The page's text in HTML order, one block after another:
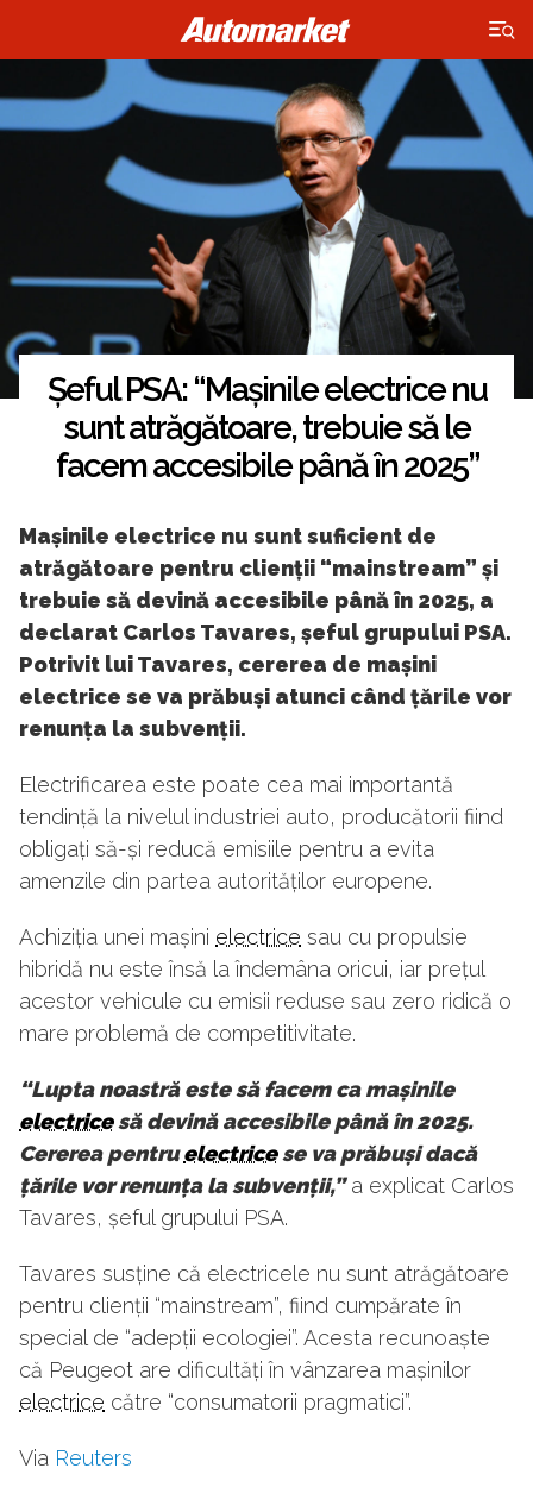
×
Șeful PSA: “Mașinile electrice nu
sunt atrăgătoare, trebuie să le
facem accesibile până în 2025”
Mașinile electrice nu sunt suficient de
atrăgătoare pentru clienții “mainstream” și
trebuie să devină accesibile până în 2025, a
declarat Carlos Tavares, șeful grupului PSA.
Potrivit lui Tavares, cererea de mașini
electrice se va prăbuși atunci când țările vor
renunța la subvenții.
Electrificarea este poate cea mai importantă
tendință la nivelul industriei auto, producătorii fiind
obligați să-și reducă emisiile pentru a evita
amenzile din partea autorităților europene.
Achiziția unei mașini electrice sau cu propulsie
hibridă nu este însă la îndemâna oricui, iar prețul
acestor vehicule cu emisii reduse sau zero ridică o
mare problemă de competitivitate.
“Lupta noastră este să facem ca mașinile
electricesă devină accesibile până în 2025.
Cererea pentruelectricese va prăbuși dacă
țările vor renunța la subvenții,”a explicat Carlos
Tavares, șeful grupului PSA.
Tavares susține că electricele nu sunt atrăgătoare
pentru clienții “mainstream”, fiind cumpărate în
special de “adepții ecologiei”. Acesta recunoaște
că Peugeot are dificultăți în vânzarea mașinilor
electrice către “consumatorii pragmatici”.
Via Reuters